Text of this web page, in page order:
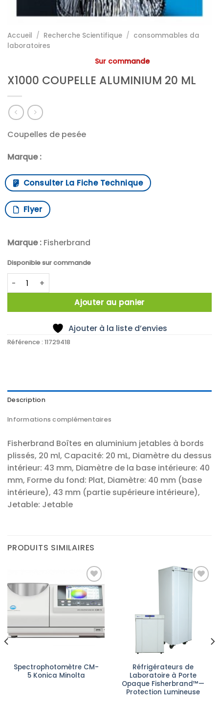
Accueil / Recherche Scientifique / consommables da
laboratoires
Sur commande
X1000 COUPELLE ALUMINIUM 20 ML
Coupelles de pesée
Marque :
Consulter La Fiche Technique
Flyer
Marque : Fisherbrand
Disponible sur commande
quantité de X1000 COUPELLE ALUMINIUM 20 ML
Ajouter au panier
Ajouter à la liste d’envies
Référence : 11729418
Description
Informations complémentaires
Fisherbrand Boîtes en aluminium jetables à bords
plissés, 20 ml, Capacité: 20 mL, Diamètre du dessus
intérieur: 43 mm, Diamètre de la base intérieure: 40
mm, Forme du fond: Plat, Diamètre: 40 mm (base
intérieure), 43 mm (partie supérieure intérieure),
Jetable: Jetable
PRODUITS SIMILAIRES
Ajouter
à la liste
Spectrophotomètre CM-
5 Konica Minolta
Réfrigérateurs de
Laboratoire à Porte
Opaque Fisherbrand™—
Protection Lumineuse